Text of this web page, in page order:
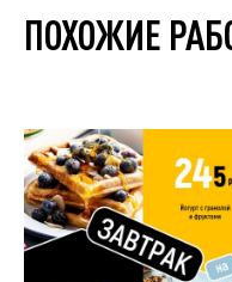
ПОХОЖИЕ